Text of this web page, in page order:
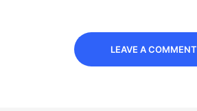
LEAVE A COMMENT